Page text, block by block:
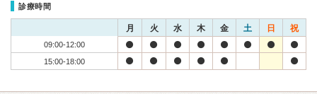
診療時間
月 火 水 木 金 土 日 祝
09:00-12:00
15:00-18:00